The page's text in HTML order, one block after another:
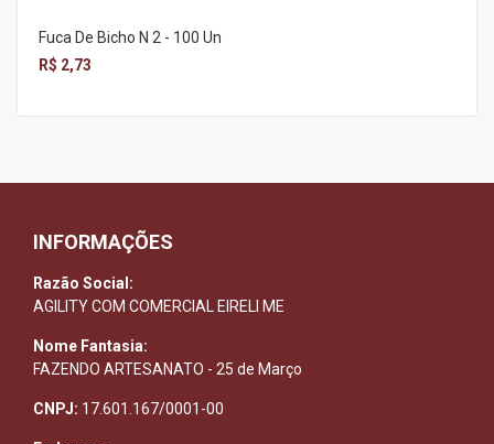
Fuca De Bicho N 2 - 100 Un
R$ 2,73
INFORMAÇÕES
Razão Social:
AGILITY COM COMERCIAL EIRELI ME
Nome Fantasia:
FAZENDO ARTESANATO - 25 de Março
CNPJ: 17.601.167/0001-00